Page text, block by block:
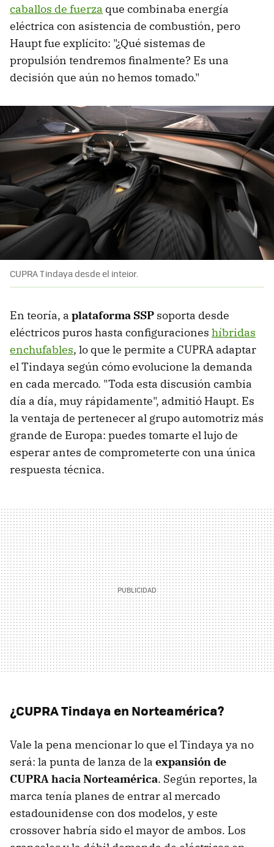
caballos de fuerza que combinaba energía
eléctrica con asistencia de combustión, pero
Haupt fue explícito: "¿Qué sistemas de
propulsión tendremos finalmente? Es una
decisión que aún no hemos tomado."
CUPRA Tindaya desde el inteior.
En teoría, a plataforma SSP soporta desde
eléctricos puros hasta configuraciones híbridas
enchufables, lo que le permite a CUPRA adaptar
el Tindaya según cómo evolucione la demanda
en cada mercado. "Toda esta discusión cambia
día a día, muy rápidamente", admitió Haupt. Es
la ventaja de pertenecer al grupo automotriz más
grande de Europa: puedes tomarte el lujo de
esperar antes de comprometerte con una única
respuesta técnica.
¿CUPRA Tindaya en Norteamérica?
Vale la pena mencionar lo que el Tindaya ya no
será: la punta de lanza de la expansión de
CUPRA hacia Norteamérica. Según reportes, la
marca tenía planes de entrar al mercado
estadounidense con dos modelos, y este
crossover habría sido el mayor de ambos. Los